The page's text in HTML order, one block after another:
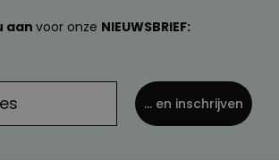
aan voor onze NIEUWSBRIEF:
... en inschrijven